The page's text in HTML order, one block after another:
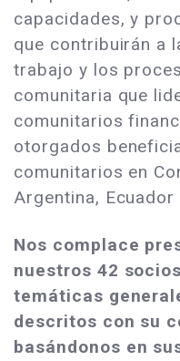
capacidades, y
que contribuirán a
trabajo y los
comunitaria que
comunitarios
otorgados
comunitarios en
Argentina,
Nos complace
nuestros 42
temáticas
descritos con su
basándonos en